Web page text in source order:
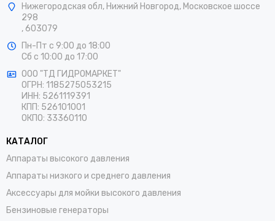
Нижегородская обл, Нижний Новгород, Московское шоссе
298
, 603079
Пн-Пт с 9:00 до 18:00
Сб с 10:00 до 17:00
ООО "ТД ГИДРОМАРКЕТ"
ОГРН: 1185275053215
ИНН: 5261119391
КПП: 526101001
ОКПО: 33360110
КАТАЛОГ
Аппараты высокого давления
Аппараты низкого и среднего давления
Аксессуары для мойки высокого давления
Бензиновые генераторы